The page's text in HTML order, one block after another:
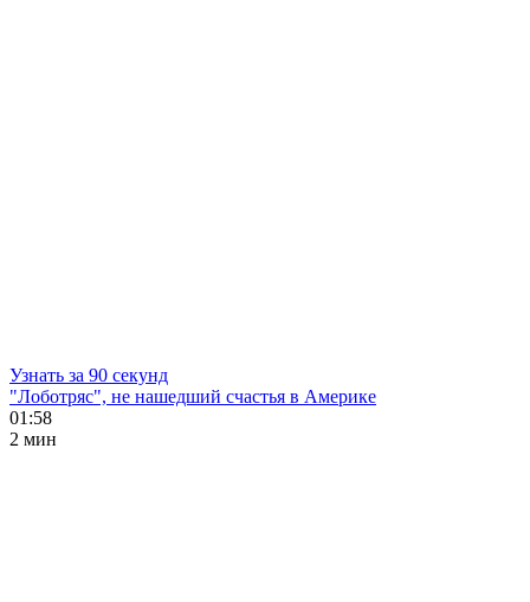
Узнать за 90 секунд
"Лоботряс", не нашедший счастья в Америке
01:58
2 мин